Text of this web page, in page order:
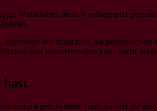
Metadaten zeitlich unbegrenzt
speichern wir zusätzlich die
(der Benutzername kann nicht
hast
geschrieben hast, kannst du